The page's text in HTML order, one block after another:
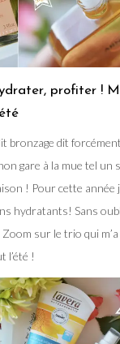
profiter !
bronzage dit forcément
gare à la mue tel un
! Pour cette année
hydratants! Sans
Zoom sur le trio qui m’a
l’été !